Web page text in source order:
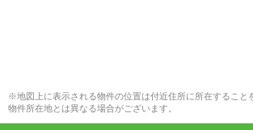
※地図上に表示される物件の位置は付近住所に所在すること
物件所在地とは異なる場合がございます。